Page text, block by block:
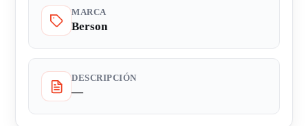
MARCA
Berson
DESCRIPCIÓN
—